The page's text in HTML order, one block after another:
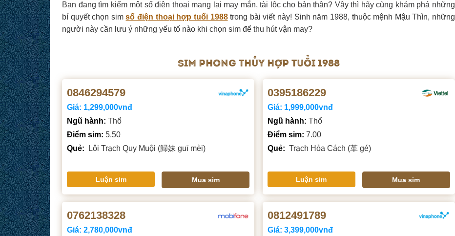
Bạn đang tìm kiếm một số điện thoại mang lại may mắn, tài lộc cho bản thân? Vậy thì hãy cùng khám phá những
bí quyết chọn simsố điện thoại hợp tuổi 1988trong bài viết này! Sinh năm 1988, thuộc mệnh Mậu Thìn, những
người này cần lưu ý những yếu tố nào khi chọn sim để thu hút vận may?
SIM PHONG THỦY HỢP TUỔI 1988
0846294579
Giá: 1,299,000vnđ
Ngũ hành: Thổ
Điểm sim: 5.50
Quẻ:
Lôi Trạch Quy Muội (歸妹 guī mèi)
Luận sim Mua sim
0395186229
Giá: 1,999,000vnđ
Ngũ hành: Thổ
Điểm sim: 7.00
Quẻ: Trạch Hỏa Cách (革 gé)
Luận sim Mua sim
0762138328
Giá: 2,780,000vnđ
0812491789
Giá: 3,399,000vnđ